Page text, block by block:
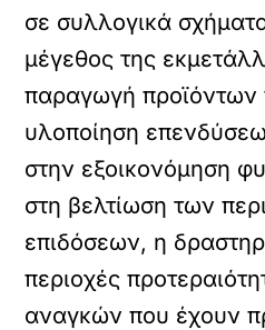
σε συλλογικά
μέγεθος της
παραγωγή προϊόντων
υλοποίηση
στην εξοικονόμηση
στη βελτίωση των
επιδόσεων, η
περιοχές
αναγκών που έχουν